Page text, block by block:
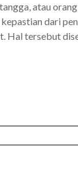
atau
dari
Hal tersebut